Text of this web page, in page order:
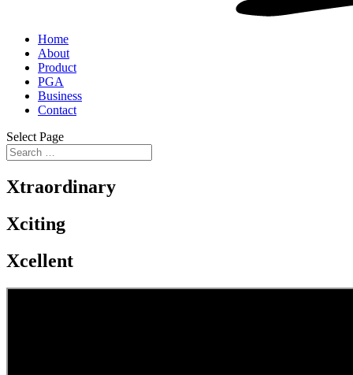
Home
About
Product
PGA
Business
Contact
Select Page
Xtraordinary
Xciting
Xcellent